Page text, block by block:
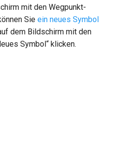
mit den Wegpunkt-
Sie ein neues Symbol
dem Bildschirm mit den
Symbol“ klicken.